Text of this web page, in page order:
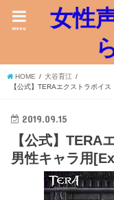
女性
menu
HOME
大谷育江
【公式】TERAエクストラボイ
2019.09.15
【公式】
男性キャラ用